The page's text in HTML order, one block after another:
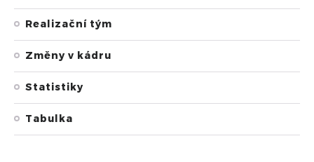
Realizační tým
Změny v kádru
Statistiky
Tabulka